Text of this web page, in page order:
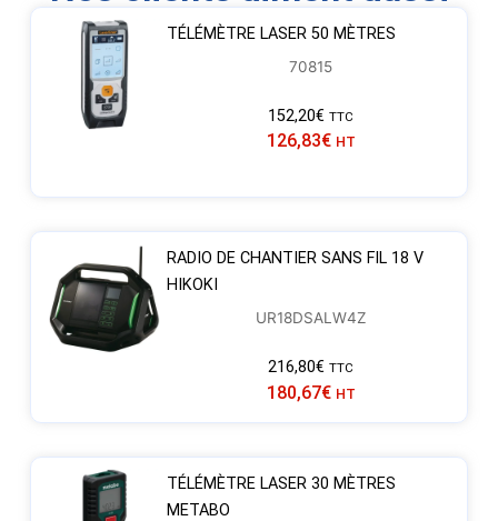
TÉLÉMÈTRE LASER 50 MÈTRES
70815
152,20€ TTC
126,83€ HT
RADIO DE CHANTIER SANS FIL 18 V
HIKOKI
UR18DSALW4Z
216,80€ TTC
180,67€ HT
TÉLÉMÈTRE LASER 30 MÈTRES
METABO